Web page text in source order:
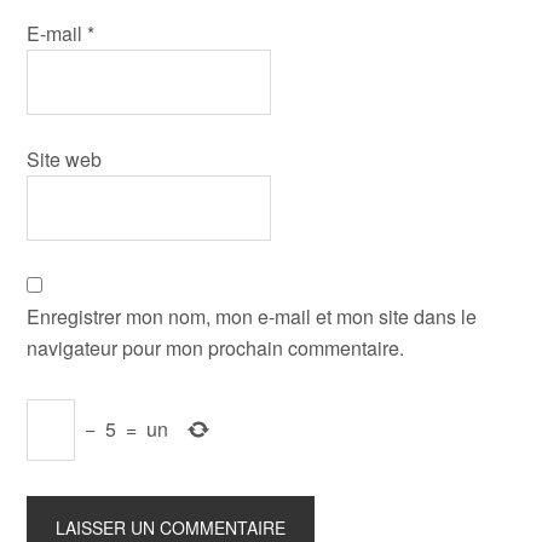
E-mail *
Site web
Enregistrer mon nom, mon e-mail et mon site dans le
navigateur pour mon prochain commentaire.
− 5 = un